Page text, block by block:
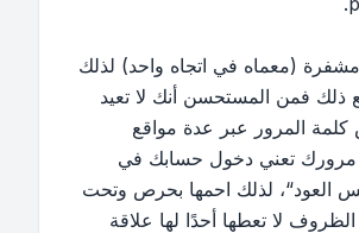
(معماه في اتجاه واحد) لذلك
ذلك فمن المستحسن أنك لا تعيد
المرور عبر عدة مواقع
مرورك تعني دخول حسابك في
العود“، لذلك احمها بحرص وتحت
لا تعطها أحدًا لها علاقة